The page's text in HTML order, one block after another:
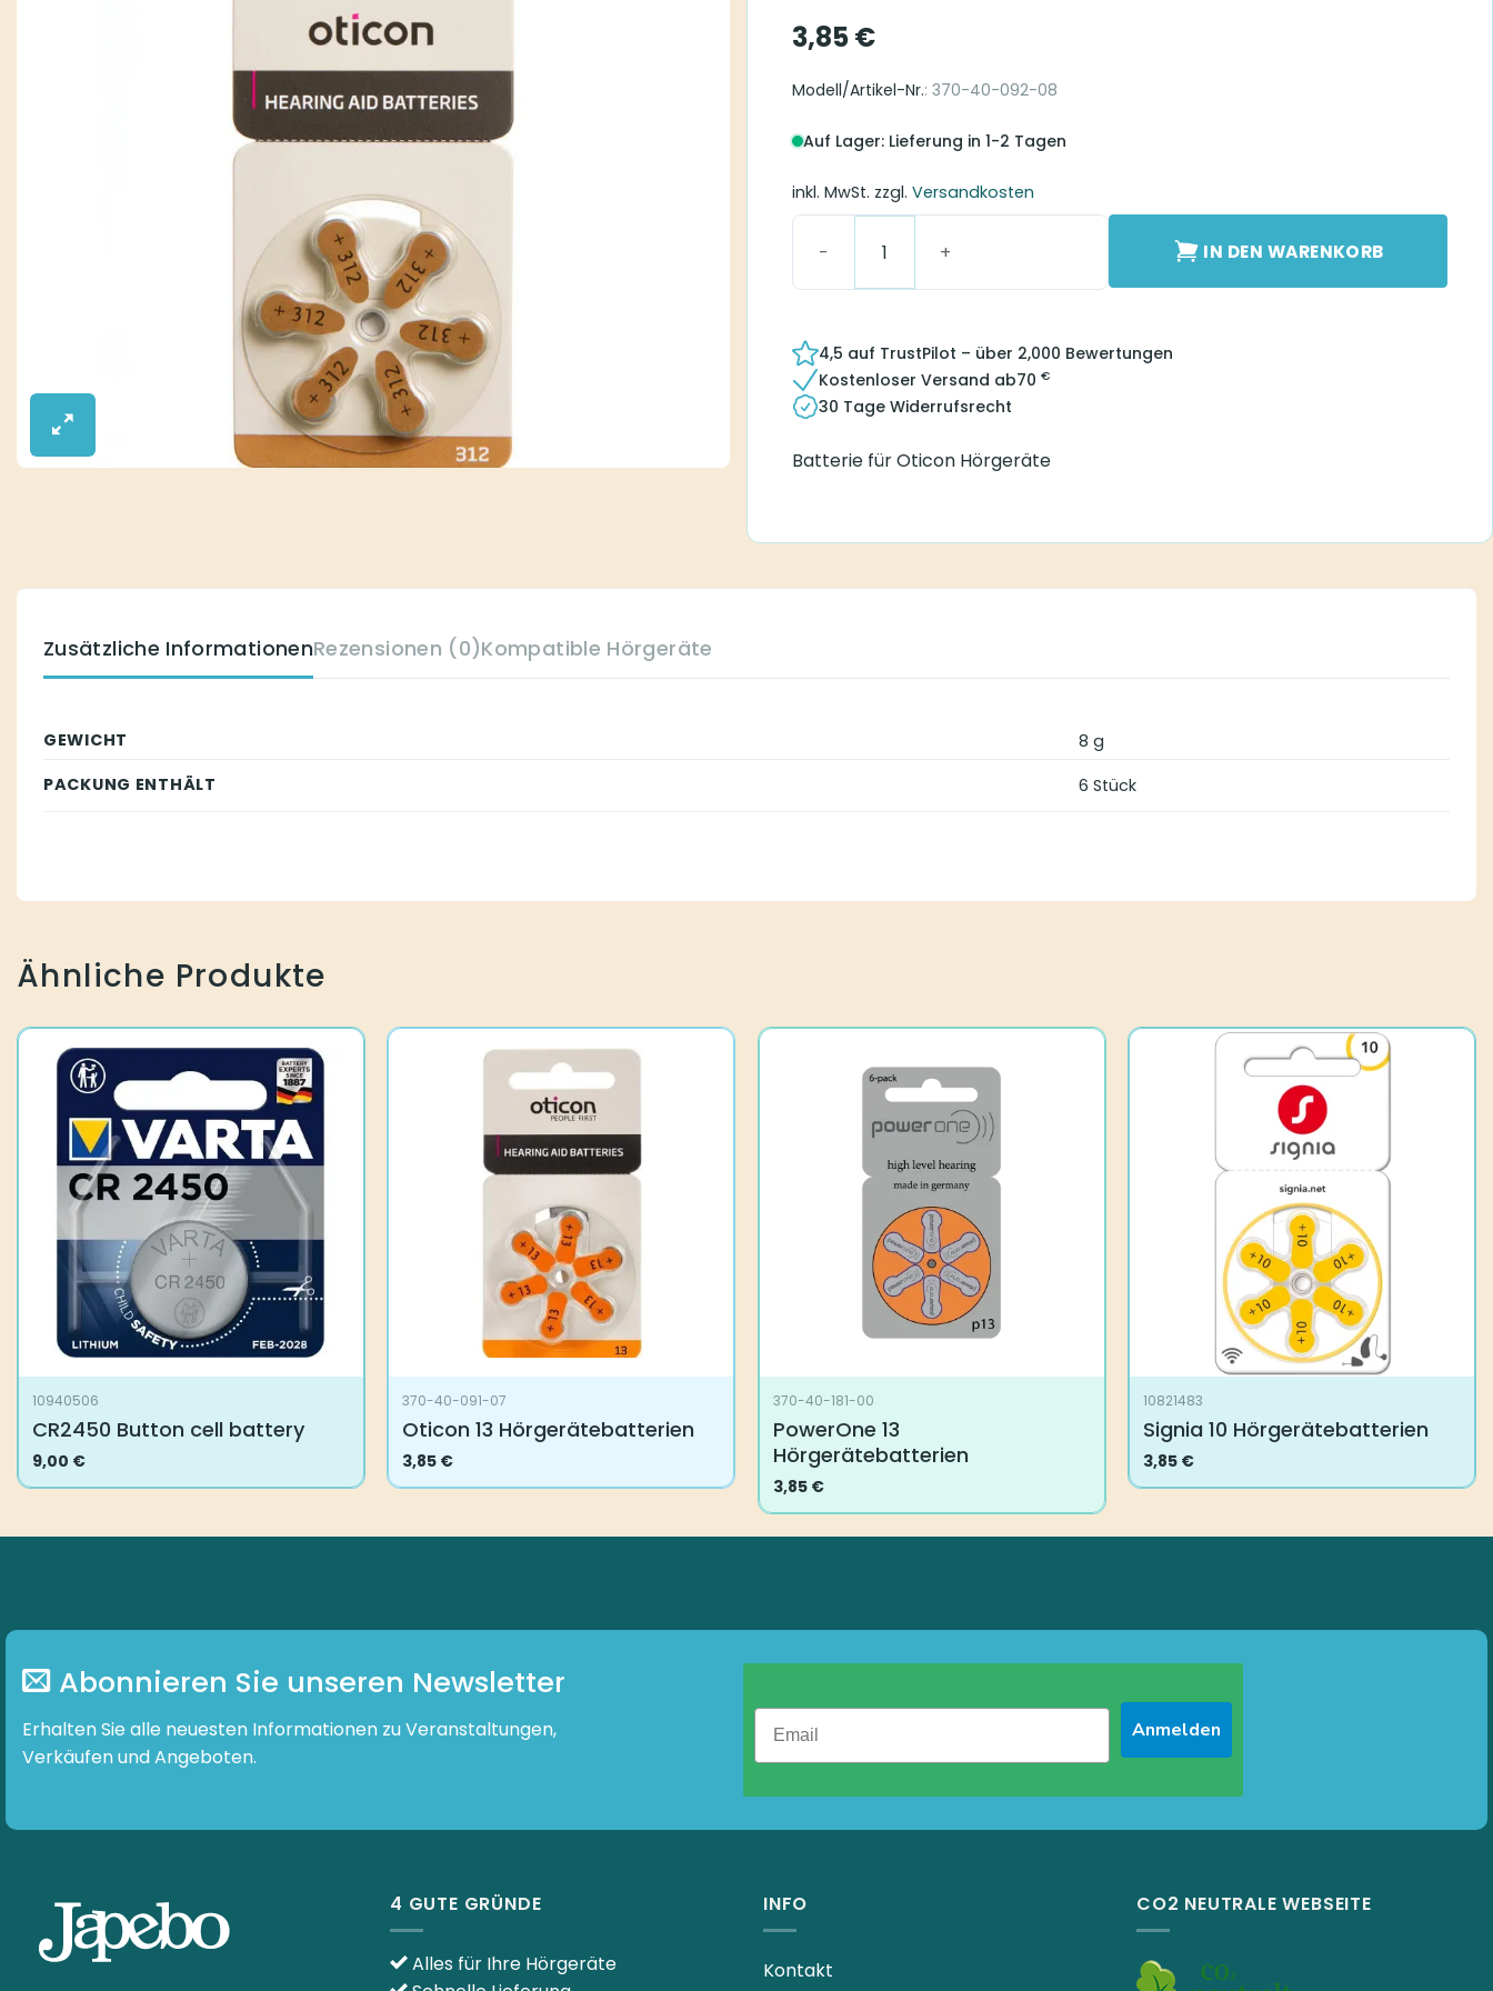
3,85€
Modell/Artikel-Nr.: 370-40-092-08
Auf Lager: Lieferung in 1-2 Tagen
inkl. MwSt. zzgl. Versandkosten
IN DEN WARENKORB
4,5 auf TrustPilot – über 2,000 Bewertungen
Kostenloser Versand ab70 €
30 Tage Widerrufsrecht
Batterie für Oticon Hörgeräte
Zusätzliche InformationenRezensionen (0)Kompatible Hörgeräte
GEWICHT
8 g
PACKUNG ENTHÄLT
6 Stück
Ähnliche Produkte
10940506
CR2450 Button cell battery
9,00 €
370-40-091-07
Oticon 13 Hörgerätebatterien
3,85 €
370-40-181-00
PowerOne 13
Hörgerätebatterien
3,85 €
10821483
Signia 10 Hörgerätebatterien
3,85 €
Abonnieren Sie unseren Newsletter
Erhalten Sie alle neuesten Informationen zu Veranstaltungen,
Verkäufen und Angeboten.
Anmelden
4 GUTE GRÜNDE
Alles für Ihre Hörgeräte
INFO
Kontakt
CO2 NEUTRALE WEBSEITE